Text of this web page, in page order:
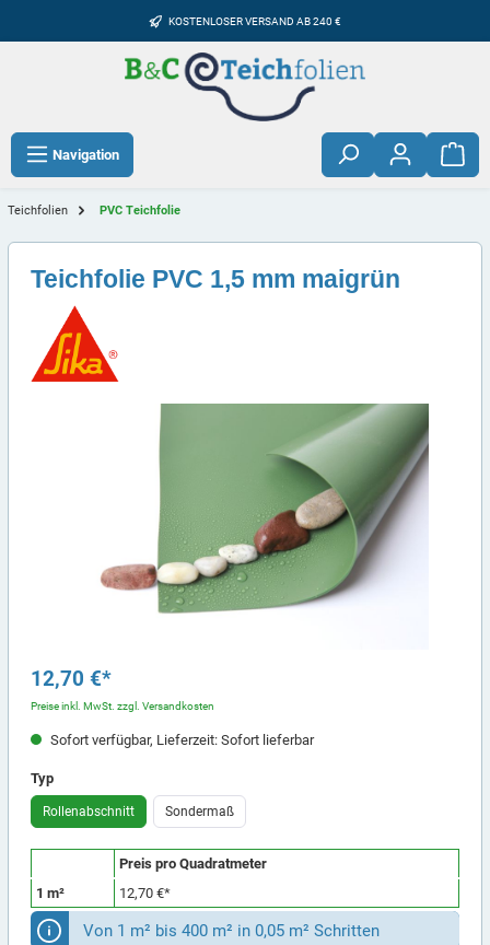
KOSTENLOSER VERSAND AB 240 €
Navigation
Teichfolien PVC Teichfolie
Teichfolie PVC 1,5 mm maigrün
12,70 €*
Preise inkl. MwSt. zzgl. Versandkosten
Sofort verfügbar, Lieferzeit: Sofort lieferbar
Typ
Rollenabschnitt Sondermaß
Preis pro Quadratmeter
1 m²
12,70 €*
Von 1 m² bis 400 m² in 0,05 m² Schritten